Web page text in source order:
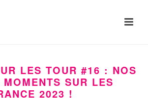
LES TOUR #16 : NOS
SUR LES
2023 !